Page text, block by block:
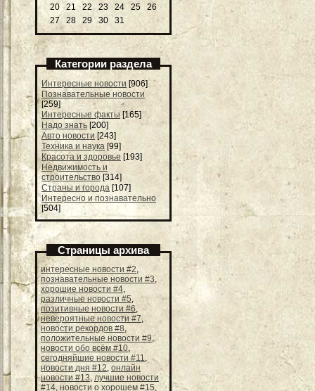
20
21 22 23 24 25
26
27
28 29 30 31
Категории раздела
Интересные новости [906]
Познавательные новости
[259]
Интересные факты [165]
Надо знать [200]
Авто новости [243]
Техника и наука [99]
Красота и здоровье [193]
Недвижимость и
строительство [314]
Страны и города [107]
Интересно и познавательно
[504]
Страницы архива
интересные новости #2,
познавательные новости #3,
хорошие новости #4,
различные новости #5,
позитивные новости #6,
невероятные новости #7,
новости рекордов #8,
положительные новости #9,
новости обо всём #10,
сегодняйшие новости #11,
новости дня #12, онлайн
новости #13, лучшие новости
#14, новости о хорошем #15,